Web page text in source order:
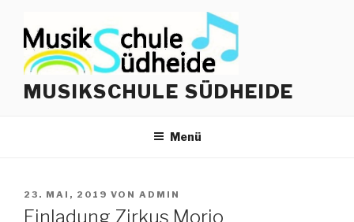
Inhalt
springen
MUSIKSCHULE SÜDHEIDE
Menü
VERÖFFENTLICHT
AM
23. MAI, 2019 VON ADMIN
Einladung Zirkus Morio